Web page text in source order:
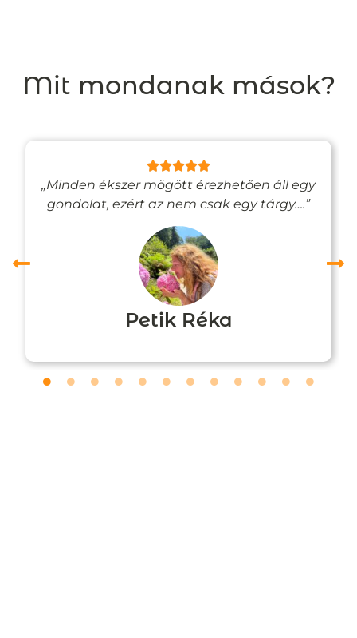
Mit mondanak mások?
„Minden ékszer mögött érezhetően áll egy
gondolat, ezért az nem csak egy tárgy….”
Petik Réka